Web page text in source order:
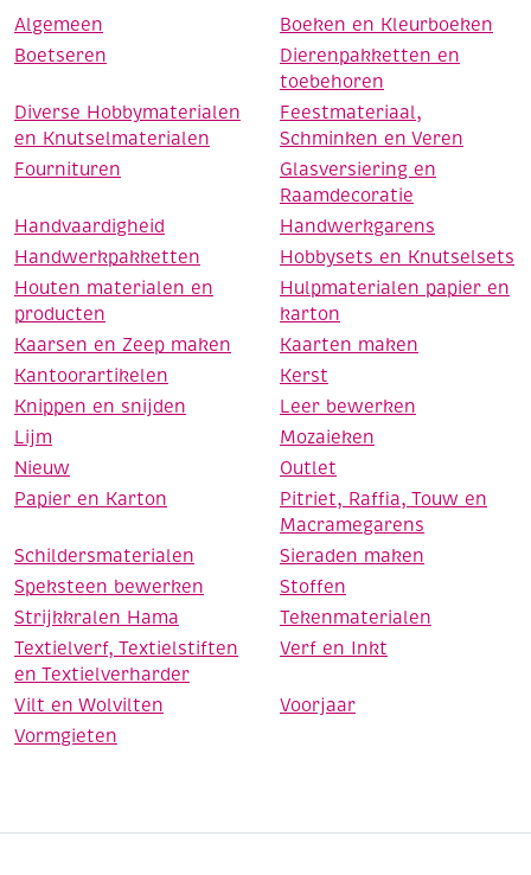
Algemeen
Boeken en Kleurboeken
Boetseren
Dierenpakketten en
toebehoren
Diverse Hobbymaterialen
en Knutselmaterialen
Feestmateriaal,
Schminken en Veren
Fournituren
Glasversiering en
Raamdecoratie
Handvaardigheid
Handwerkgarens
Handwerkpakketten
Hobbysets en Knutselsets
Houten materialen en
producten
Hulpmaterialen papier en
karton
Kaarsen en Zeep maken
Kaarten maken
Kantoorartikelen
Kerst
Knippen en snijden
Leer bewerken
Lijm
Mozaieken
Nieuw
Outlet
Papier en Karton
Pitriet, Raffia, Touw en
Macramegarens
Schildersmaterialen
Sieraden maken
Speksteen bewerken
Stoffen
Strijkkralen Hama
Tekenmaterialen
Textielverf, Textielstiften
en Textielverharder
Verf en Inkt
Vilt en Wolvilten
Voorjaar
Vormgieten